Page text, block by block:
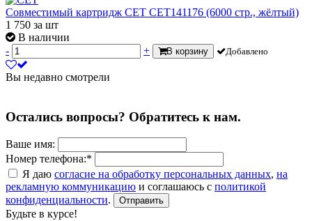
Совместимый картридж CET CET141176 (6000 стр., жёлтый)
1 750 за шт
В наличии
-
+ В корзину Добавлено
Вы недавно смотрели
Остались вопросы? Обратитесь к нам.
Ваше имя:
Номер телефона:*
Я даю согласие на обработку персональных данных, на
рекламную коммуникацию и соглашаюсь с политикой
конфиденциальности. Отправить
Будьте в курсе!